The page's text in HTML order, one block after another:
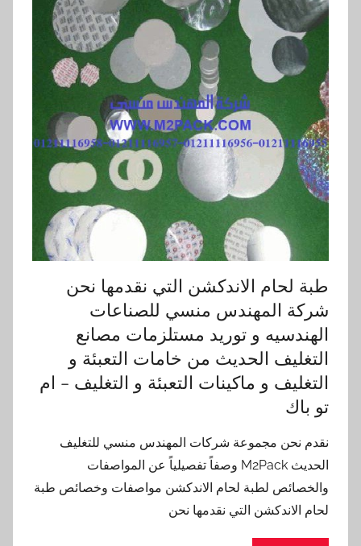
طبة لحام الاندكشن التي نقدمها نحن
شركة المهندس منسي للصناعات
الهندسيه و توريد مستلزمات مصانع
التغليف الحديث من خامات التعبئة و
التغليف و ماكينات التعبئة و التغليف – ام
تو باك
نقدم نحن مجموعة شركات المهندس منسي للتغليف
الحديث M2Pack وصفاً تفصيلياً عن المواصفات
والخصائص لطبة لحام الاندكشن مواصفات وخصائص طبة
لحام الاندكشن التي نقدمها نحن